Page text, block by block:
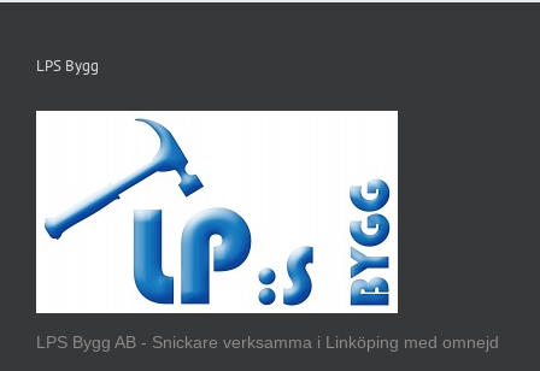
LPS Bygg
LPS Bygg AB - Snickare verksamma i Linköping med omnejd